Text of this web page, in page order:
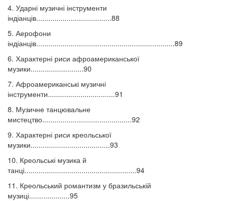
4. Ударні музичні інструменти
індіанців.....................................88
5. Аерофони
індіанців....................................................................89
6. Характерні риси афроамериканської
музики..........................90
7. Афроамериканські музичні
інструменти.................................91
8. Музичне танцювальне
мистецтво............................................92
9. Характерні риси креольської
музики.......................................93
10. Креольські музика й
танці.......................................................94
11. Креольський романтизм у бразильській
музиці....................95